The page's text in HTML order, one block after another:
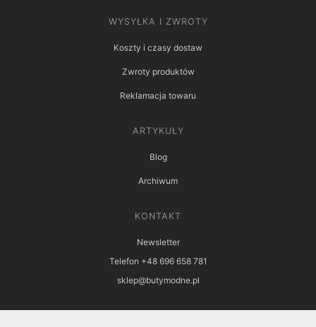
WYSYŁKA I ZWROTY
Koszty i czasy dostaw
Zwroty produktów
Reklamacja towaru
ARTYKUŁY
Blog
Archiwum
KONTAKT
Newsletter
Telefon +48 696 658 781
sklep@butymodne.pl